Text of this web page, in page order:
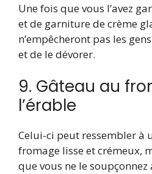
Une fois que vous l’avez
et de garniture de crème
n’empêcheront pas les
et de le dévorer.
9. Gâteau au
l’érable
Celui-ci peut ressembler à
fromage lisse et crémeux,
que vous ne le